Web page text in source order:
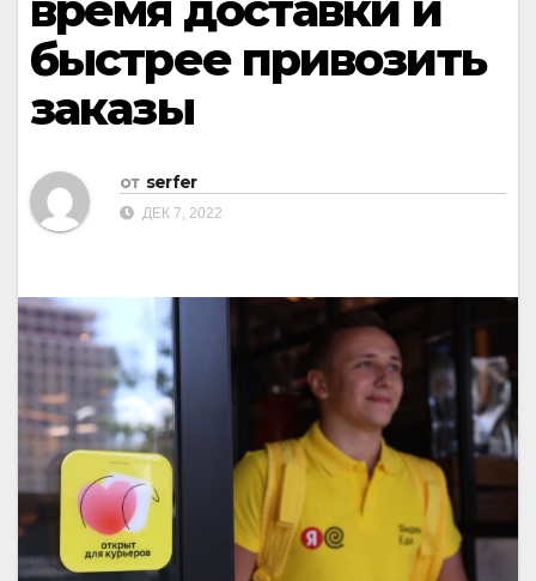
быстрее привозить
заказы
от serfer
ДЕК 7, 2022